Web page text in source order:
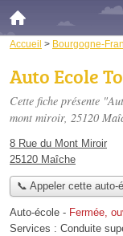
Accueil > Bourgogne-
Auto Ecole
Cette fiche présente
mont miroir, 25120
8 Rue du Mont Miroir
25120 Maîche
📞 Appeler cette auto-
Auto-école - Fermée,
Services : Conduite